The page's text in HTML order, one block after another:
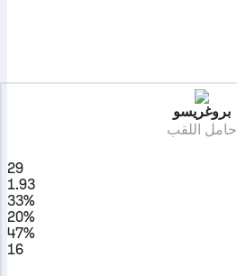
بروغريسو
حامل اللقب
29
1.93
33%
20%
47%
16